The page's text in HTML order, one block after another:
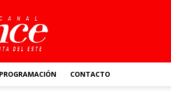
PROGRAMACIÓN CONTACTO